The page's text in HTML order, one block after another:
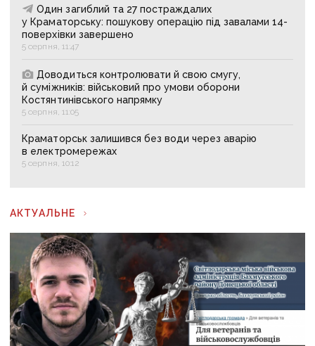
Один загиблий та 27 постраждалих
у Краматорську: пошукову операцію під завалами 14-
поверхівки завершено
5 серпня, 11:47
Доводиться контролювати й свою смугу,
й суміжників: військовий про умови оборони
Костянтинівського напрямку
5 серпня, 11:05
Краматорськ залишився без води через аварію
в електромережах
5 серпня, 10:12
АКТУАЛЬНЕ